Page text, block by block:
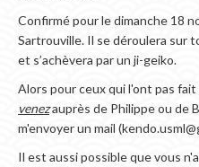
Confirmé pour le dimanche 18
Sartrouville. Il se déroulera sur
et s’achèvera par un ji-geiko.
Alors pour ceux qui l'ont pas fait
venezauprès de Philippe ou de
m'envoyer un mail
Il est aussi possible que vous